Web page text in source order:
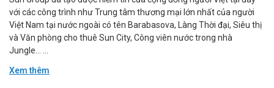
với các công trình như Trung tâm thương mại lớn nhất của người
Việt Nam tại nước ngoài có tên Barabasova, Làng Thời đại, Siêu thị
và Văn phòng cho thuê Sun City, Công viên nước trong nhà
Jungle… ...
Xem thêm